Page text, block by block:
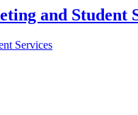
and Student
Services